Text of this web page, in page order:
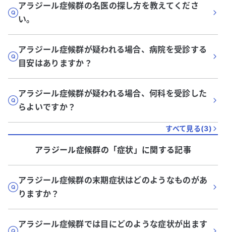
アラジール症候群の名医の探し方を教えてくださ
い。
アラジール症候群が疑われる場合、病院を受診する
目安はありますか？
アラジール症候群が疑われる場合、何科を受診した
らよいですか？
すべて見る(3)
アラジール症候群の「症状 」に関する記事
アラジール症候群の末期症状はどのようなものがあ
りますか？
アラジール症候群では目にどのような症状が出ます